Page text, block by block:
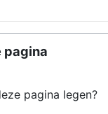
pagina
pagina legen?